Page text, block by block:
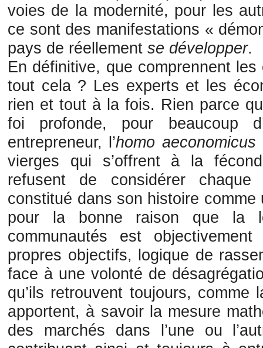
voies de la modernité, pour les
ce sont des manifestations «
pays de réellementse développer.
En définitive, que comprennent
tout cela ? Les experts et les
rien et tout à la fois. Rien parce
foi profonde, pour beaucoup
entrepreneur, l’homo aeconomicus
vierges qui s’offrent à la
refusent de considérer chaque
constitué dans son histoire
pour la bonne raison que la
communautés est
propres objectifs, logique de
face à une volonté de
qu’ils retrouvent toujours, comme
apportent, à savoir la mesure
des marchés dans l’une ou